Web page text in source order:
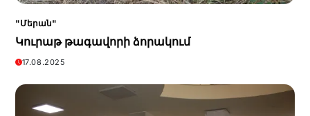
"Մերան"
Կուրաթ թագավորի ձորակում
17.08.2025